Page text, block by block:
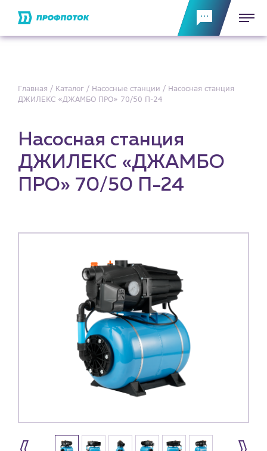
Главная Каталог Насосные станции
Насосная станция
ДЖИЛЕКС «ДЖАМБО ПРО» 70/50 П-24
Насосная станция
ДЖИЛЕКС «ДЖАМБО
ПРО» 70/50 П-24